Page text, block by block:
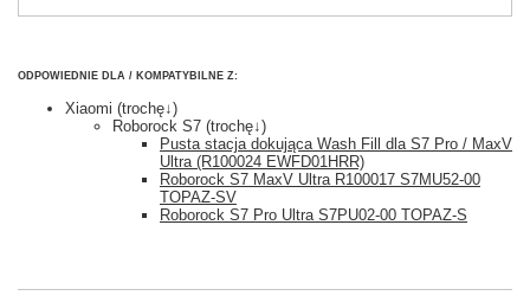
ODPOWIEDNIE DLA / KOMPATYBILNE Z:
Xiaomi (trochę↓)
Roborock S7 (trochę↓)
Pusta stacja dokująca Wash Fill dla S7 Pro / MaxV
Ultra (R100024 EWFD01HRR)
Roborock S7 MaxV Ultra R100017 S7MU52-00
TOPAZ-SV
Roborock S7 Pro Ultra S7PU02-00 TOPAZ-S